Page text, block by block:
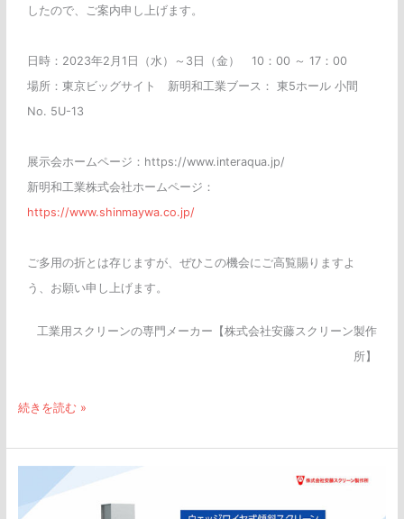
したので、ご案内申し上げます。
日時：2023年2月1日（水）～3日（金） 10：00 ～ 17：00
場所：東京ビッグサイト 新明和工業ブース： 東5ホール 小間
No. 5U-13
展示会ホームページ：https://www.interaqua.jp/
新明和工業株式会社ホームページ：
https://www.shinmaywa.co.jp/
ご多用の折とは存じますが、ぜひこの機会にご高覧賜りますよ
う、お願い申し上げます。
工業用スクリーンの専門メーカー【株式会社安藤スクリーン製作
所】
続きを読む »